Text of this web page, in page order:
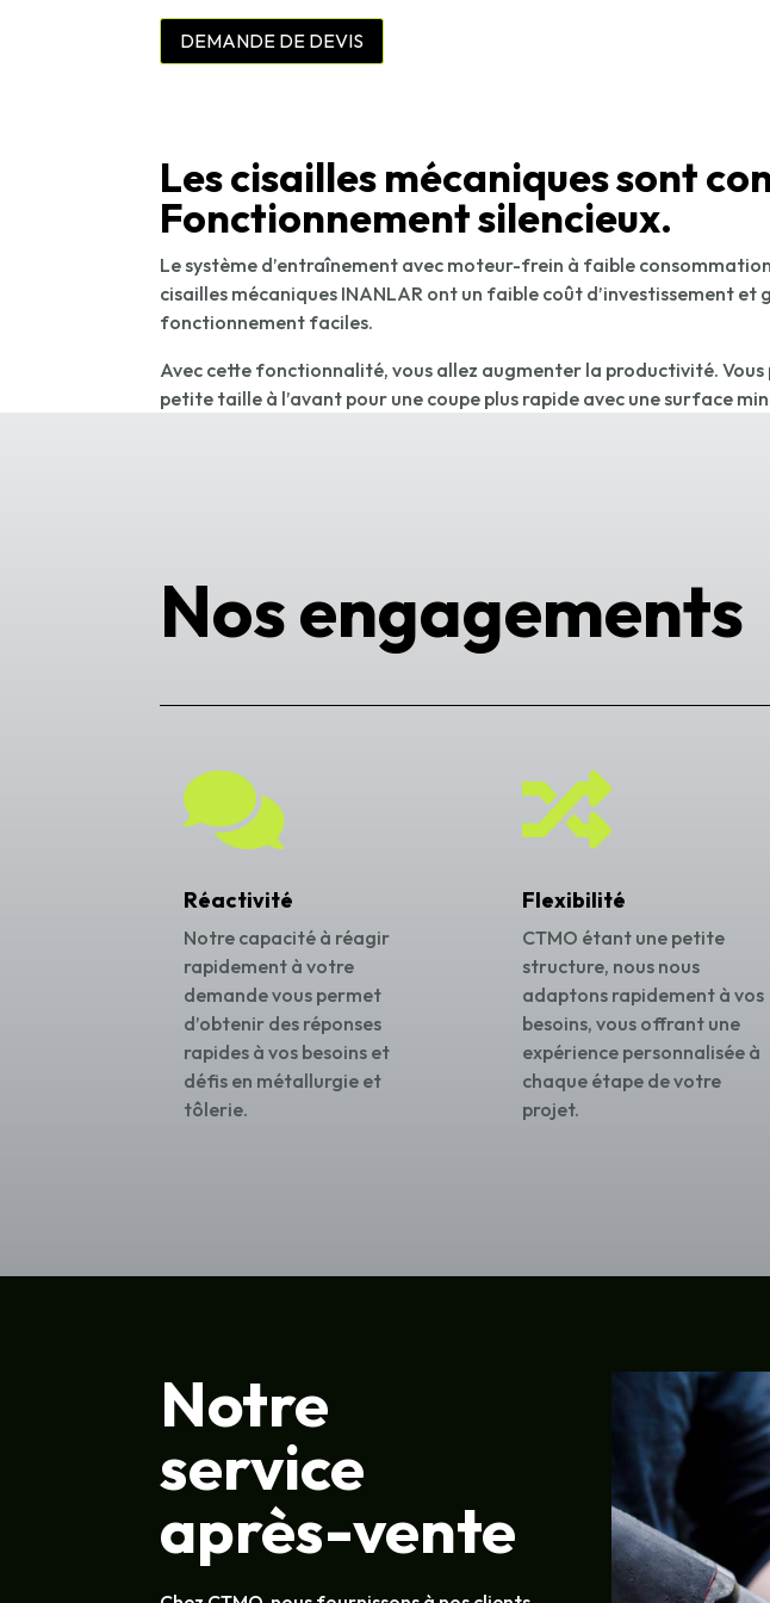
DEMANDE DE DEVIS
Les cisailles mécaniques sont
Fonctionnement silencieux.
Le système d’entraînement avec moteur-frein à faible
cisailles mécaniques INANLAR ont un faible coût d’investissement
fonctionnement faciles.
Avec cette fonctionnalité, vous allez augmenter la productivité.
petite taille à l’avant pour une coupe plus rapide avec une surface
Nos engagements

Réactivité
Notre capacité à réagir
rapidement à votre
demande vous permet
d’obtenir des réponses
rapides à vos besoins et
défis en métallurgie et
tôlerie.

Flexibilité
CTMO étant une petite
structure, nous nous
adaptons rapidement à vos
besoins, vous offrant une
expérience personnalisée à
chaque étape de votre
projet.
Notre
service
après-vente